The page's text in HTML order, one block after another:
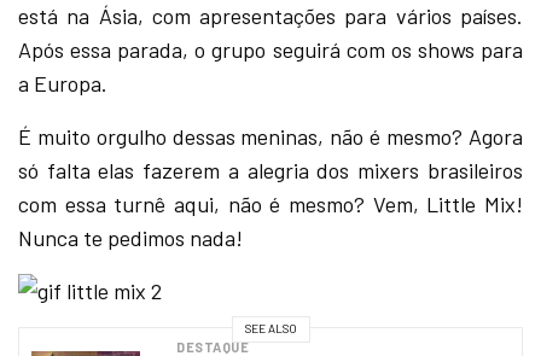
está na Ásia, com apresentações para vários países.
Após essa parada, o grupo seguirá com os shows para
a Europa.
É muito orgulho dessas meninas, não é mesmo? Agora
só falta elas fazerem a alegria dos mixers brasileiros
com essa turnê aqui, não é mesmo? Vem, Little Mix!
Nunca te pedimos nada!
SEE ALSO
DESTAQUE